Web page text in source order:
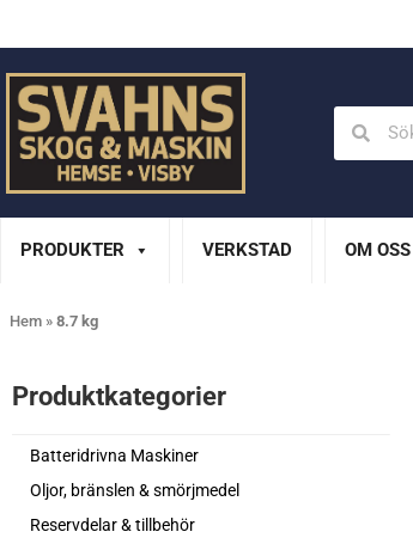
PRODUKTER VERKSTAD OM OSS
Hem » 8.7 kg
Produktkategorier​
Batteridrivna Maskiner
Oljor, bränslen & smörjmedel
Reservdelar & tillbehör